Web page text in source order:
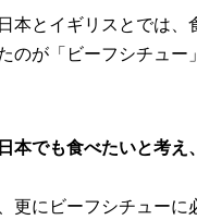
とイギリスとでは、
が「ビーフシチュー
本でも食べたいと考
にビーフシチューに